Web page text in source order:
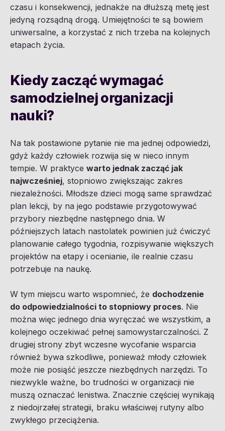
czasu i konsekwencji, jednakże na dłuższą metę jest
jedyną rozsądną drogą. Umiejętności te są bowiem
uniwersalne, a korzystać z nich trzeba na kolejnych
etapach życia.
Kiedy zacząć wymagać
samodzielnej organizacji
nauki?
Na tak postawione pytanie nie ma jednej odpowiedzi,
gdyż każdy człowiek rozwija się w nieco innym
tempie. W praktyce warto jednak zacząć jak
najwcześniej, stopniowo zwiększając zakres
niezależności. Młodsze dzieci mogą same sprawdzać
plan lekcji, by na jego podstawie przygotowywać
przybory niezbędne następnego dnia. W
późniejszych latach nastolatek powinien już ćwiczyć
planowanie całego tygodnia, rozpisywanie większych
projektów na etapy i ocenianie, ile realnie czasu
potrzebuje na naukę.
W tym miejscu warto wspomnieć, że dochodzenie
do odpowiedzialności to stopniowy proces. Nie
można więc jednego dnia wyręczać we wszystkim, a
kolejnego oczekiwać pełnej samowystarczalności. Z
drugiej strony zbyt wczesne wycofanie wsparcia
również bywa szkodliwe, ponieważ młody człowiek
może nie posiąść jeszcze niezbędnych narzędzi. To
niezwykle ważne, bo trudności w organizacji nie
muszą oznaczać lenistwa. Znacznie częściej wynikają
z niedojrzałej strategii, braku właściwej rutyny albo
zwykłego przeciążenia.